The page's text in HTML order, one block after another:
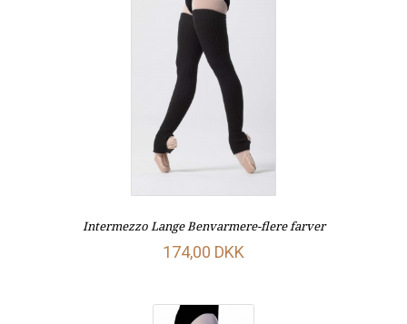
Intermezzo Lange Benvarmere-flere farver
174,00 DKK